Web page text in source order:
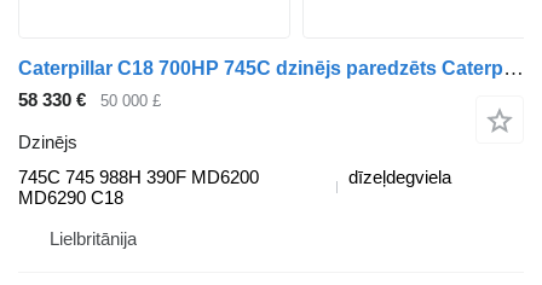
Caterpillar C18 700HP 745C dzinējs paredzēts Caterpillar 745C 988H 390F DE500 MD600 MD6200 kravas automašīnas
58 330 € 50 000 £
Dzinējs
745C 745 988H 390F MD6200
MD6290 C18
dīzeļdegviela
Lielbritānija